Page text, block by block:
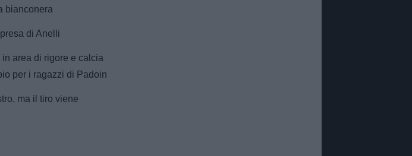
bianconera
di Anelli
area di rigore e calcia
per i ragazzi di Padoin
ma il tiro viene